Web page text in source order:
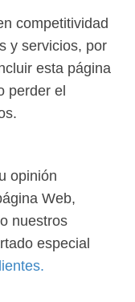
competitividad
y servicios, por
esta página
perder el
opinión
Web,
nuestros
especial